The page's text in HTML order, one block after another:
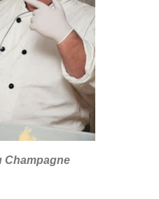
Champagne